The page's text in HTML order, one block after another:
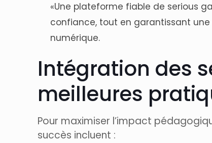
«Une plateforme fiable de serious
confiance, tout en garantissant une
numérique.
Intégration des
meilleures
Pour maximiser l’impact
succès incluent :